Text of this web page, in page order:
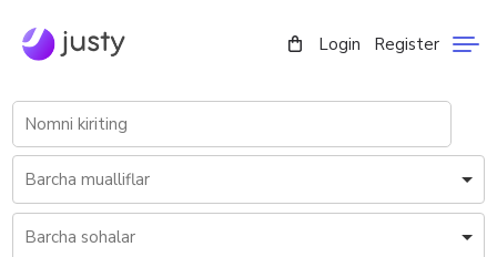
Login Register